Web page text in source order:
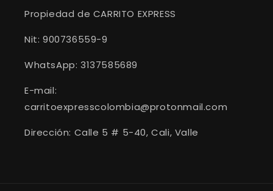
Propiedad de CARRITO EXPRESS
Nit: 900736559-9
WhatsApp: 3137585689
E-mail:
carritoexpresscolombia@protonmail.com
Dirección: Calle 5 # 5-40, Cali, Valle